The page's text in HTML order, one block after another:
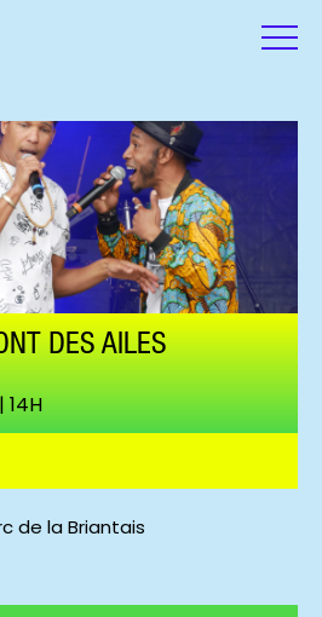
DES AILES
14H
de la Briantais